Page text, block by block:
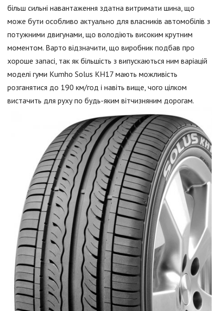
більш сильні навантаження здатна витримати шина, що
може бути особливо актуально для власників автомобілів з
потужними двигунами, що володіють високим крутним
моментом. Варто відзначити, що виробник подбав про
хороше запасі, так як більшість з випускаються ним варіацій
моделі гуми Kumho Solus KH17 мають можливість
розганятися до 190 км/год і навіть вище, чого цілком
вистачить для руху по будь-яким вітчизняним дорогам.